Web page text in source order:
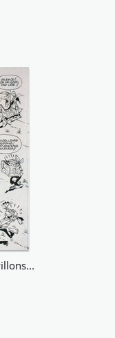
Le Vieux Nick n° 1, « Pavillons Noirs », 1960.